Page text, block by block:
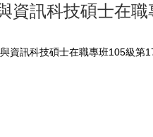
資訊科技碩士在
資訊科技碩士在職專班105級第